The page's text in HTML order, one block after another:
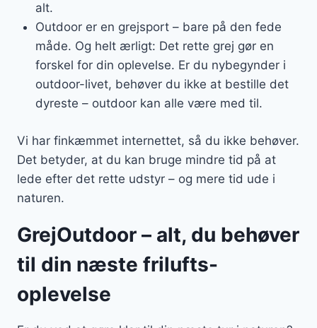
alt.
Outdoor er en grejsport – bare på den fede
måde. Og helt ærligt: Det rette grej gør en
forskel for din oplevelse. Er du nybegynder i
outdoor-livet, behøver du ikke at bestille det
dyreste – outdoor kan alle være med til.
Vi har finkæmmet internettet, så du ikke behøver.
Det betyder, at du kan bruge mindre tid på at
lede efter det rette udstyr – og mere tid ude i
naturen.
GrejOutdoor – alt, du behøver
til din næste frilufts-
oplevelse